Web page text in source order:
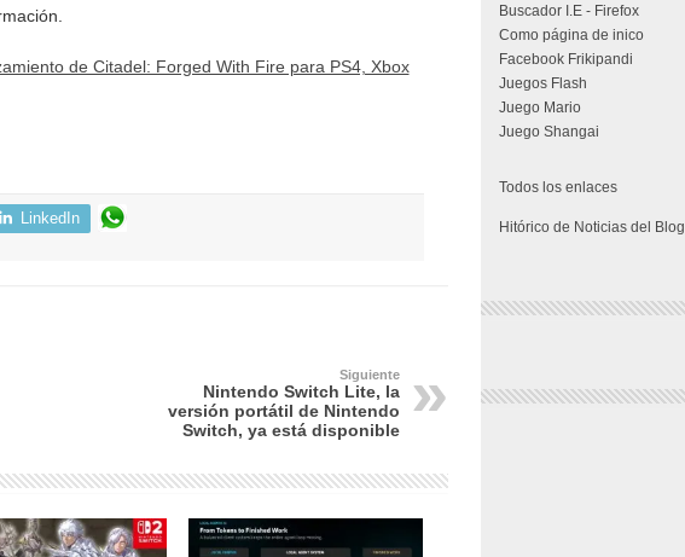
de Citadel: Forged With Fire para PS4, Xbox
LinkedIn
Siguiente
Nintendo Switch Lite, la
versión portátil de Nintendo
Switch, ya está disponible
Buscador I.E - Firefox
Como página de inico
Facebook Frikipandi
Juegos Flash
Juego Mario
Juego Shangai
Todos los enlaces
Hitórico de Noticias del Blog